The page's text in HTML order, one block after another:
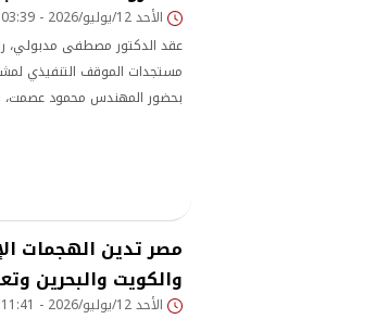
الأحد 12/يوليو/2026 - 03:39 م
عقد الدكتور مصطفى مدبولي،
مستجدات الموقف التنفيذي
بحضور المهندس محمود عصمت،
مصر تدين الهجمات
والكويت والبحرين
الأحد 12/يوليو/2026 - 11:41 ص